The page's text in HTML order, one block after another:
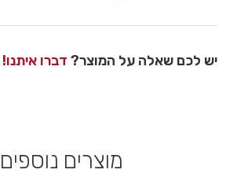
יש לכם שאלה על המוצר? דברו איתנו!
מוצרים נוספים